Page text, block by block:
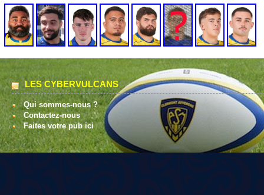
LES CYBERVULCANS
Qui sommes-nous ?
Contactez-nous
Faites votre pub ici